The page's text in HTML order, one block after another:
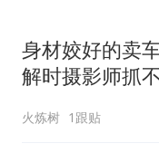
身材姣好的卖
解时摄影师抓
火炼树 1跟贴